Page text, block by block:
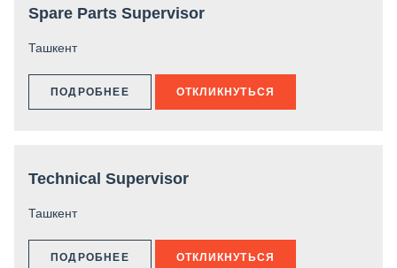
Spare Parts Supervisor
Ташкент
ПОДРОБНЕЕ ОТКЛИКНУТЬСЯ
Technical Supervisor
Ташкент
ПОДРОБНЕЕ ОТКЛИКНУТЬСЯ